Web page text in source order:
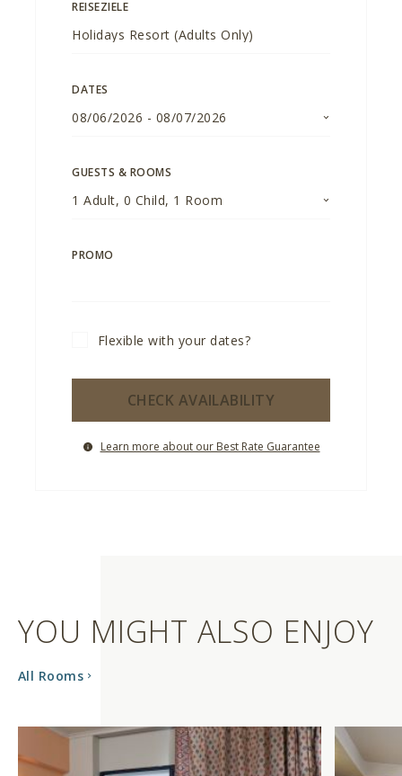
REISEZIELE
DATES
08/06/2026 - 08/07/2026
GUESTS & ROOMS
1 Adult, 0 Child, 1 Room
PROMO
Flexible with your dates?
CHECK AVAILABILITY
Learn more about our Best Rate Guarantee
YOU MIGHT ALSO ENJOY
All Rooms